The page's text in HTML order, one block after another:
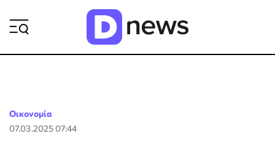
Οικονομία
07.03.2025 07:44